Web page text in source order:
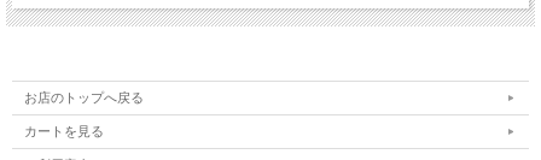
お店のトップへ戻る
カートを見る